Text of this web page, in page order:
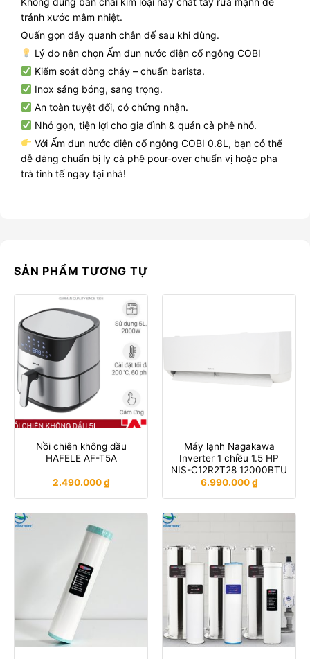
tránh xước mâm nhiệt.
Quấn gọn dây quanh chân đế sau khi dùng.
Lý do nên chọn Ấm đun nước điện cổ ngỗng COBI
Kiểm soát dòng chảy – chuẩn barista.
Inox sáng bóng, sang trọng.
An toàn tuyệt đối, có chứng nhận.
Nhỏ gọn, tiện lợi cho gia đình & quán cà phê nhỏ.
Với Ấm đun nước điện cổ ngỗng COBI 0.8L, bạn có thể
dễ dàng chuẩn bị ly cà phê pour-over chuẩn vị hoặc pha
trà tinh tế ngay tại nhà!
SẢN PHẨM TƯƠNG TỰ
Nồi chiên không dầu
HAFELE AF-T5A
2.490.000₫
Máy lạnh Nagakawa
Inverter 1 chiều 1.5 HP
NIS-C12R2T28 12000BTU
6.990.000₫